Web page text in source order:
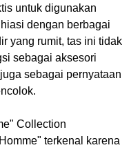
untuk digunakan
dengan berbagai
yang rumit, tas ini tidak
sebagai aksesori
sebagai pernyataan
Collection
terkenal karena